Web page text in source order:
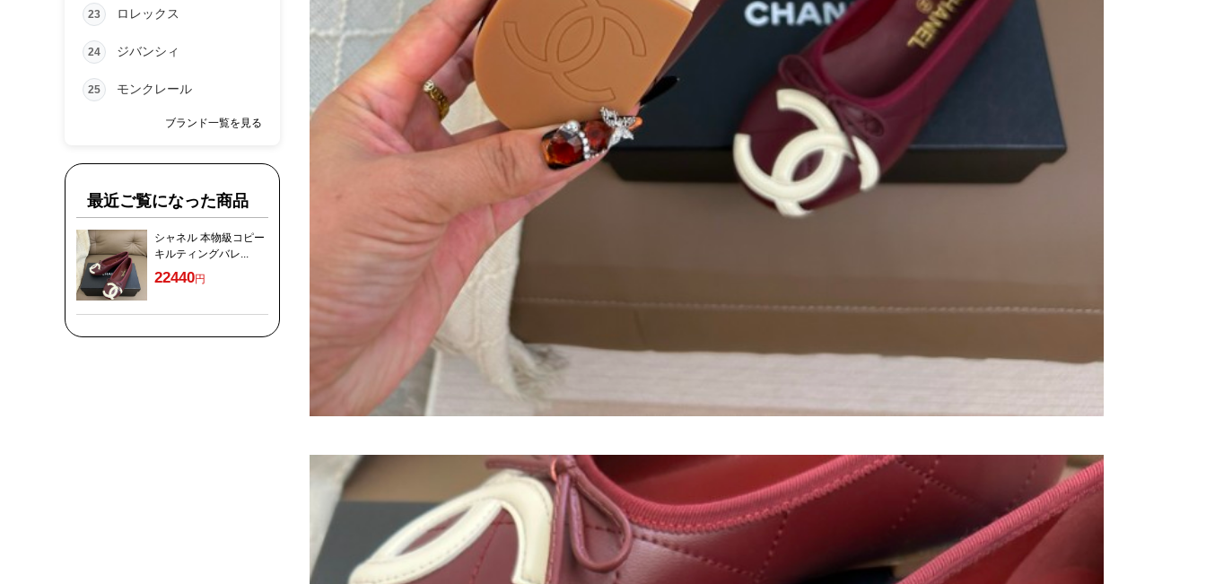
23 ロレックス
24 ジバンシィ
25 モンクレール
ブランド一覧を見る
最近ご覧になった商品
シャネル 本物級コピー
キルティングバレ...
22440円